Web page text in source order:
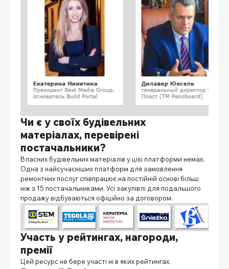
Чи є у своїх будівельних
матеріалах, перевірені
постачальники?
Власних будівельних матеріалів у цієї платформи немає.
Одна з найсучасніших платформ для замовлення
ремонтних послуг співпрацює на постійній основі більш
ніж з 15 постачальниками. Усі закупівлі для подальшого
продажу відбуваються офіційно за договором.
Участь у рейтингах, нагороди,
премії
Цей ресурс не бере участі ні в яких рейтингах.